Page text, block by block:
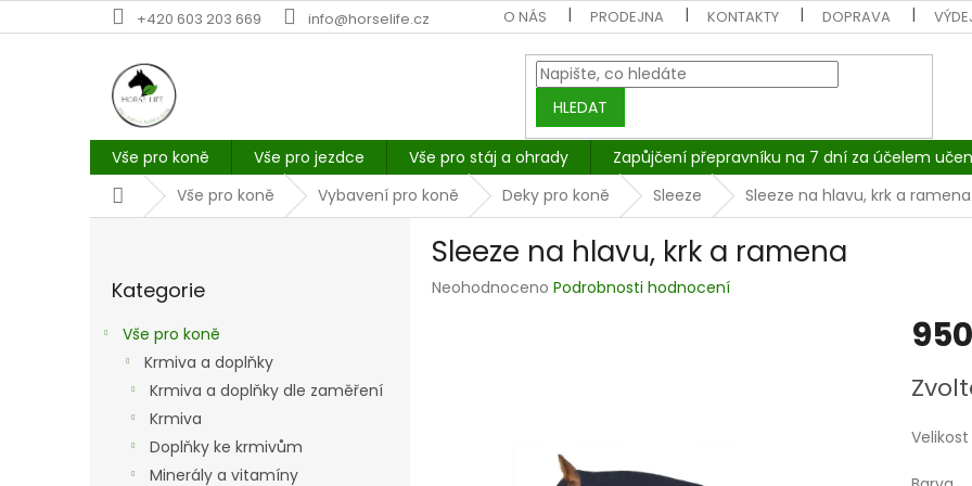
na
+420 603 203 669 info@horselife.cz O NÁS PRODEJNA KONTAKTY DOPRAVA
HLEDAT
Vše pro koně Vše pro jezdce Vše pro stáj a ohrady Zapůjčení přepravníku na 7 dní za účelem
DomůVše pro koně Vybavení pro koně Deky pro koně Sleeze Sleeze na hlavu, krk a ramena
kategorie
Kategorie
Vše pro koně
Krmiva a doplňky
Krmiva a doplňky dle zaměření
Krmiva
Doplňky ke krmivům
Minerály a vitamíny
Sleeze na hlavu, krk a ramena
Průměrné
Neohodnoceno Podrobnosti hodnocení
cena:
Velikost